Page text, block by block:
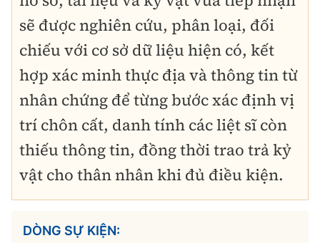
sẽ được nghiên cứu, phân loại, đối
chiếu với cơ sở dữ liệu hiện có, kết
hợp xác minh thực địa và thông tin từ
nhân chứng để từng bước xác định vị
trí chôn cất, danh tính các liệt sĩ còn
thiếu thông tin, đồng thời trao trả kỷ
vật cho thân nhân khi đủ điều kiện.
DÒNG SỰ KIỆN: